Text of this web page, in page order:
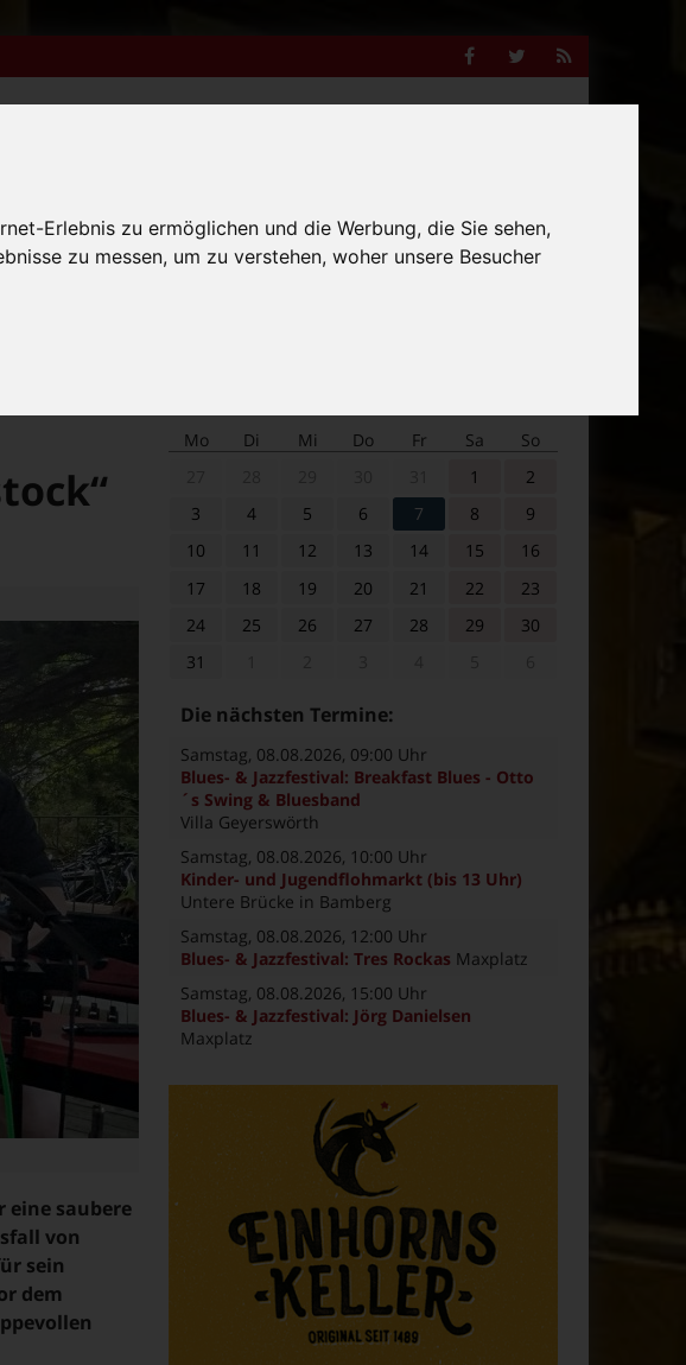
Erlebnis zu ermöglichen und die Werbung, die Sie sehen,
zu messen, um zu verstehen, woher unsere Besucher
Facebook
Twitter
lesen
Suche
saubere
von
sein
dem
Mo Di Mi Do Fr Sa
So
1
2
3
4 5 6 7 8
9
10
11 12 13 14 15
16
17
18 19 20 21 22
23
24
25 26 27 28 29
30
31
Die nächsten Termine:
Samstag, 08.08.2026, 09:00 Uhr
Blues- & Jazzfestival: Breakfast Blues - Otto
´s Swing & Bluesband
Villa Geyerswörth
Samstag, 08.08.2026, 10:00 Uhr
Kinder- und Jugendflohmarkt (bis 13 Uhr)
Untere Brücke in Bamberg
Samstag, 08.08.2026, 12:00 Uhr
Blues- & Jazzfestival: Tres Rockas Maxplatz
Samstag, 08.08.2026, 15:00 Uhr
Blues- & Jazzfestival: Jörg Danielsen
Maxplatz